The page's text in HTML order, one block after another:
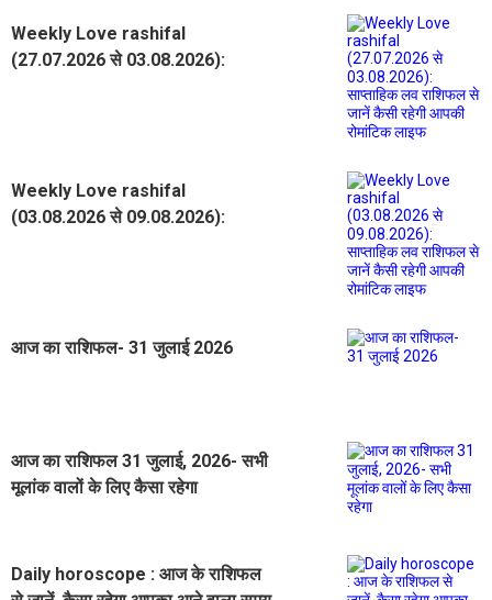
Weekly Love rashifal
(27.07.2026 से 03.08.2026):
Weekly Love rashifal
(03.08.2026 से 09.08.2026):
आज का राशिफल- 31 जुलाई 2026
आज का राशिफल 31 जुलाई, 2026- सभी
मूलांक वालों के लिए कैसा रहेगा
Daily horoscope : आज के राशिफल